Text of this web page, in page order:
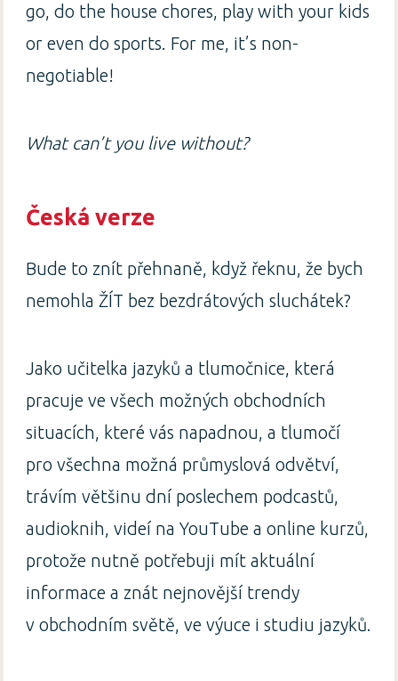
go, do the house chores, play with your kids
or even do sports. For me, it’s non-
negotiable!
What can’t you live without?
Česká verze
Bude to znít přehnaně, když řeknu, že bych
nemohla ŽÍT bez bezdrátových sluchátek?
Jako učitelka jazyků a tlumočnice, která
pracuje ve všech možných obchodních
situacích, které vás napadnou, a tlumočí
pro všechna možná průmyslová odvětví,
trávím většinu dní poslechem podcastů,
audioknih, videí na YouTube a online kurzů,
protože nutně potřebuji mít aktuální
informace a znát nejnovější trendy
v obchodním světě, ve výuce i studiu jazyků.